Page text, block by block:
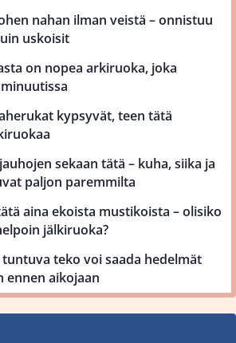
nahan ilman veistä – onnistuu
uskoisit
on nopea arkiruoka, joka
kypsyvät, teen tätä
sekaan tätä – kuha, siika ja
paljon paremmilta
aina ekoista mustikoista – olisiko
jälkiruoka?
teko voi saada hedelmät
ennen aikojaan